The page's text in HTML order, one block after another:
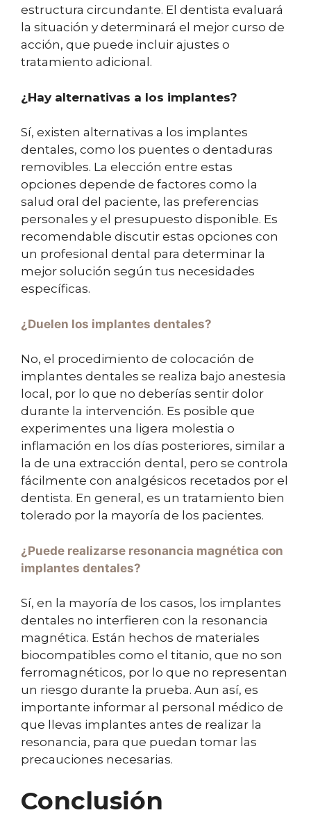
estructura circundante. El dentista evaluará
la situación y determinará el mejor curso de
acción, que puede incluir ajustes o
tratamiento adicional.
¿Hay alternativas a los implantes?
Sí, existen alternativas a los implantes
dentales, como los puentes o dentaduras
removibles. La elección entre estas
opciones depende de factores como la
salud oral del paciente, las preferencias
personales y el presupuesto disponible. Es
recomendable discutir estas opciones con
un profesional dental para determinar la
mejor solución según tus necesidades
específicas.
¿Duelen los implantes dentales?
No, el procedimiento de colocación de
implantes dentales se realiza bajo anestesia
local, por lo que no deberías sentir dolor
durante la intervención. Es posible que
experimentes una ligera molestia o
inflamación en los días posteriores, similar a
la de una extracción dental, pero se controla
fácilmente con analgésicos recetados por el
dentista. En general, es un tratamiento bien
tolerado por la mayoría de los pacientes.
¿Puede realizarse resonancia magnética con
implantes dentales?
Sí, en la mayoría de los casos, los implantes
dentales no interfieren con la resonancia
magnética. Están hechos de materiales
biocompatibles como el titanio, que no son
ferromagnéticos, por lo que no representan
un riesgo durante la prueba. Aun así, es
importante informar al personal médico de
que llevas implantes antes de realizar la
resonancia, para que puedan tomar las
precauciones necesarias.
Conclusión